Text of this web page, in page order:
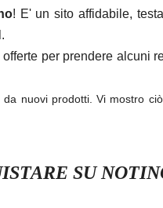
! E' un sito affidabile,
per prendere alcuni
nuovi prodotti. Vi mostro
SU